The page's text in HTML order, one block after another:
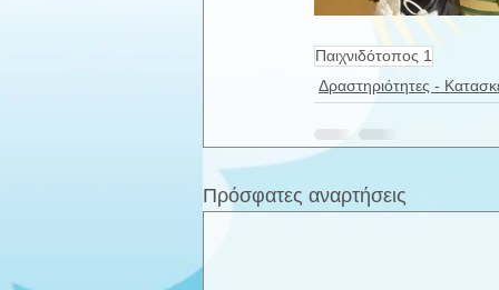
Παιχνιδότοπος 1
Δραστηριότητες -
Πρόσφατες αναρτήσεις